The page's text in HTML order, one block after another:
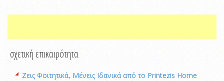
σχετική επικαιρότητα
Ζεις Φοιτητικά, Μένεις Ιδανικά από το Printezis Home